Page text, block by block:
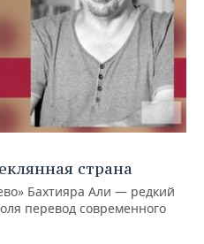
страна
Бахтияра Али — редкий
перевод современного